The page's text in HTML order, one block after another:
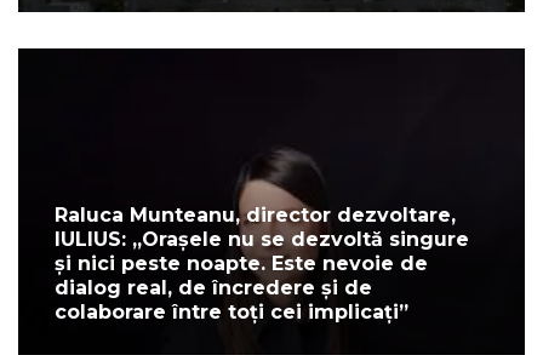
Raluca Munteanu, director dezvoltare,
IULIUS: „Orașele nu se dezvoltă singure
și nici peste noapte. Este nevoie de
dialog real, de încredere și de
colaborare între toți cei implicați”